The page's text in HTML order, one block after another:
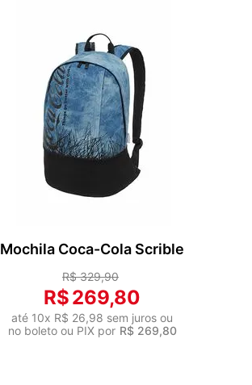
Mochila Coca-Cola Scrible
R$ 329,90
R$269,80
até 10x R$ 26,98 sem juros ou
no boleto ou PIX por R$ 269,80
ADICIONAR AO CARRINHO